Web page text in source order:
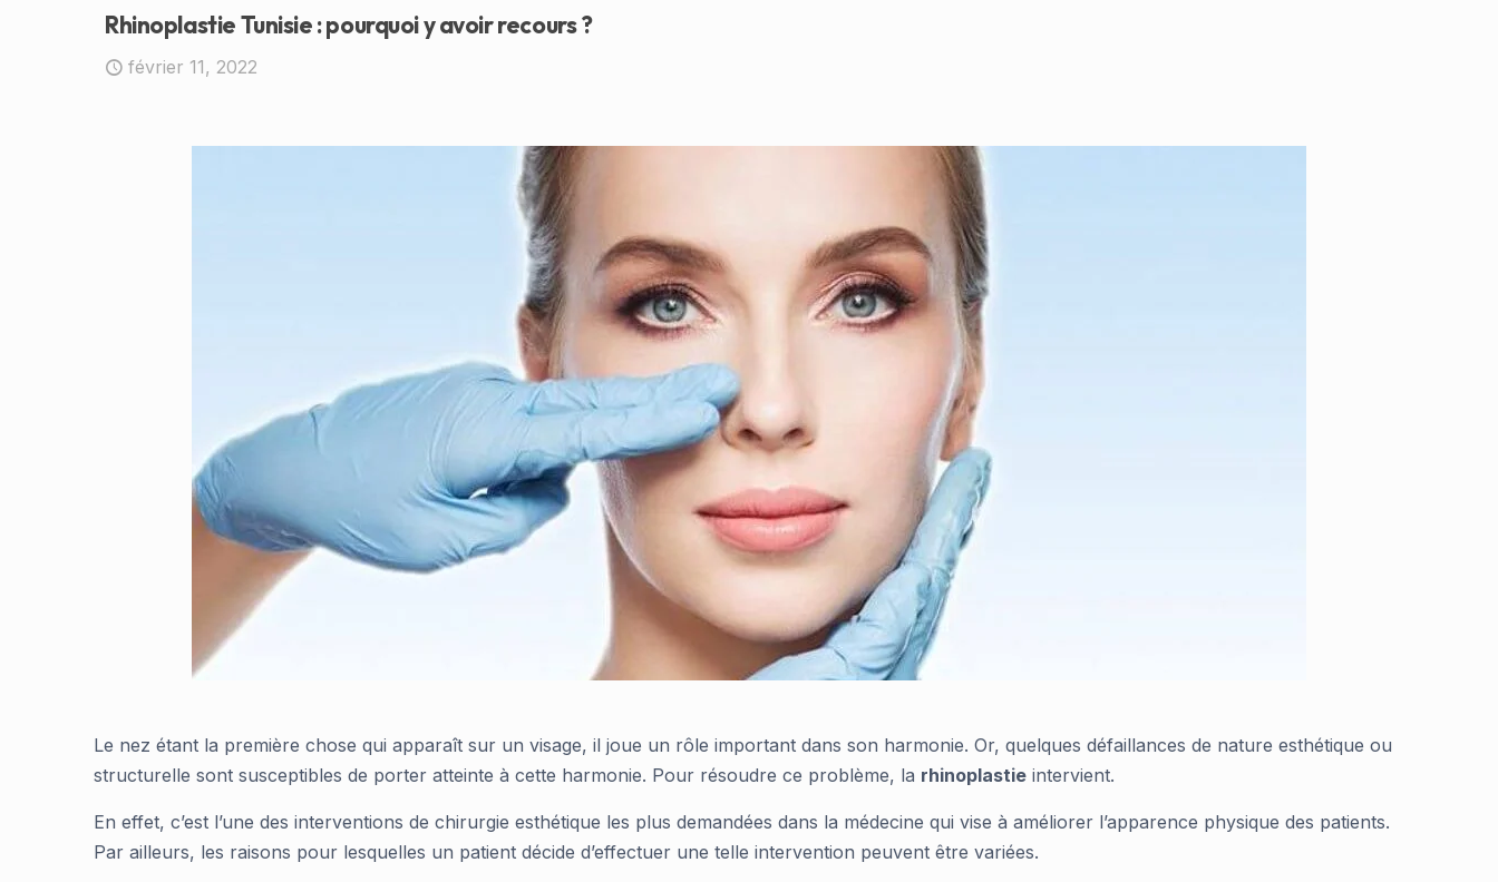
Rhinoplastie Tunisie : pourquoi y avoir recours ?
février 11, 2022
Le nez étant la première chose qui apparaît sur un visage, il joue un rôle important dans son harmonie. Or, quelques défaillances de nature esthétique ou
structurelle sont susceptibles de porter atteinte à cette harmonie. Pour résoudre ce problème, la rhinoplastie intervient.
En effet, c’est l’une des interventions de chirurgie esthétique les plus demandées dans la médecine qui vise à améliorer l’apparence physique des patients.
Par ailleurs, les raisons pour lesquelles un patient décide d’effectuer une telle intervention peuvent être variées.